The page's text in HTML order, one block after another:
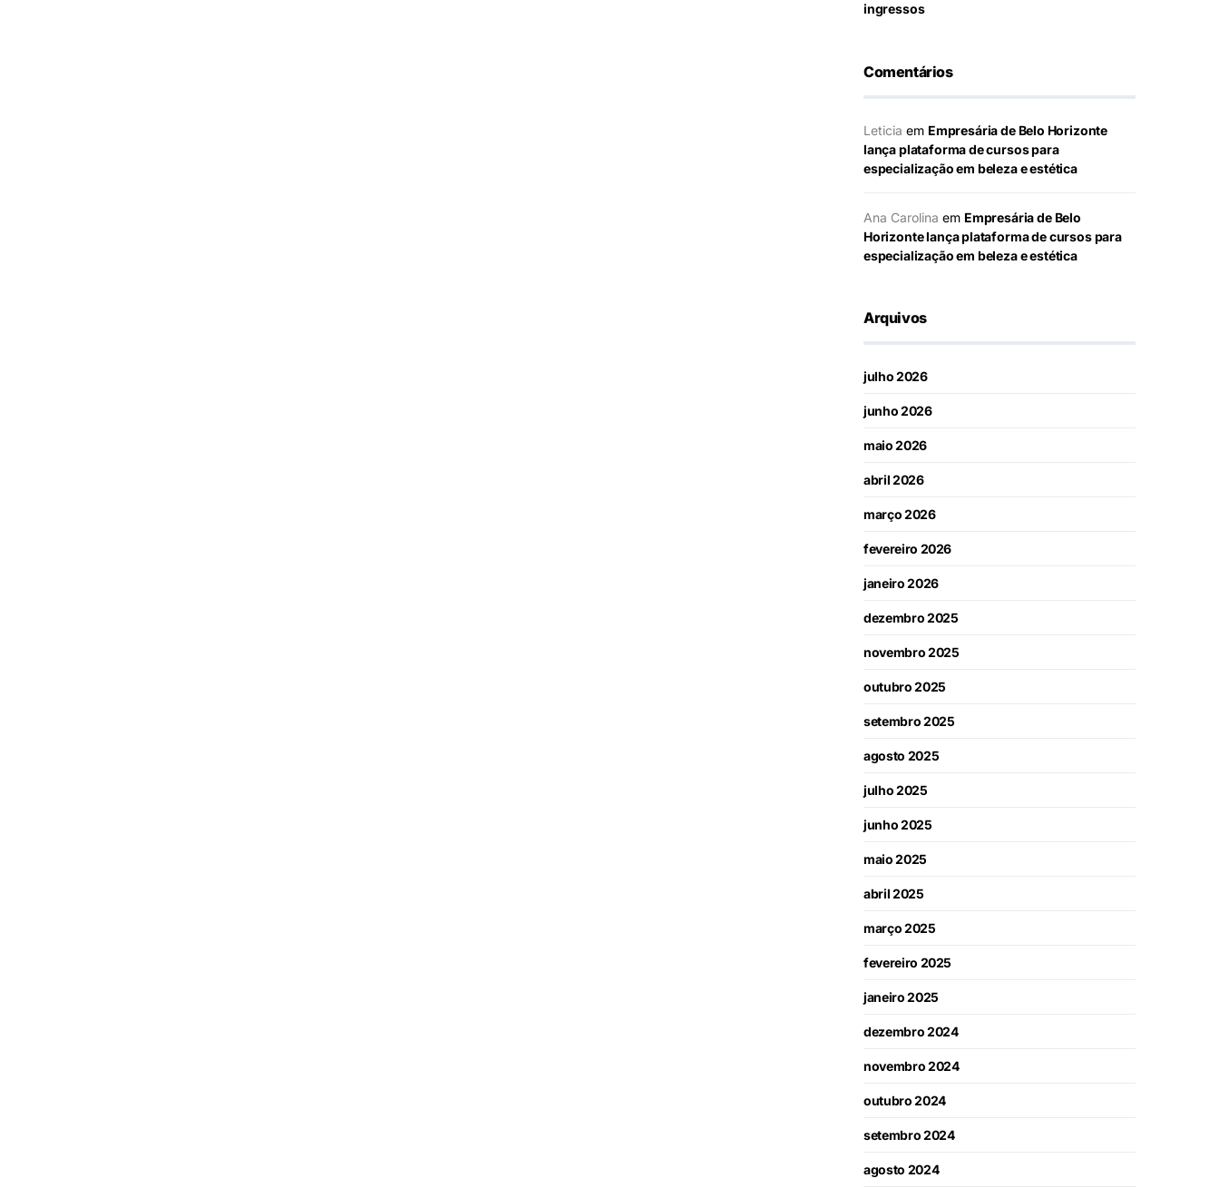
ingressos
Comentários
Leticia em Empresária de Belo Horizonte
lança plataforma de cursos para
especialização em beleza e estética
Ana Carolina em Empresária de Belo
Horizonte lança plataforma de cursos para
especialização em beleza e estética
Arquivos
julho 2026
junho 2026
maio 2026
abril 2026
março 2026
fevereiro 2026
janeiro 2026
dezembro 2025
novembro 2025
outubro 2025
setembro 2025
agosto 2025
julho 2025
junho 2025
maio 2025
abril 2025
março 2025
fevereiro 2025
janeiro 2025
dezembro 2024
novembro 2024
outubro 2024
setembro 2024
agosto 2024